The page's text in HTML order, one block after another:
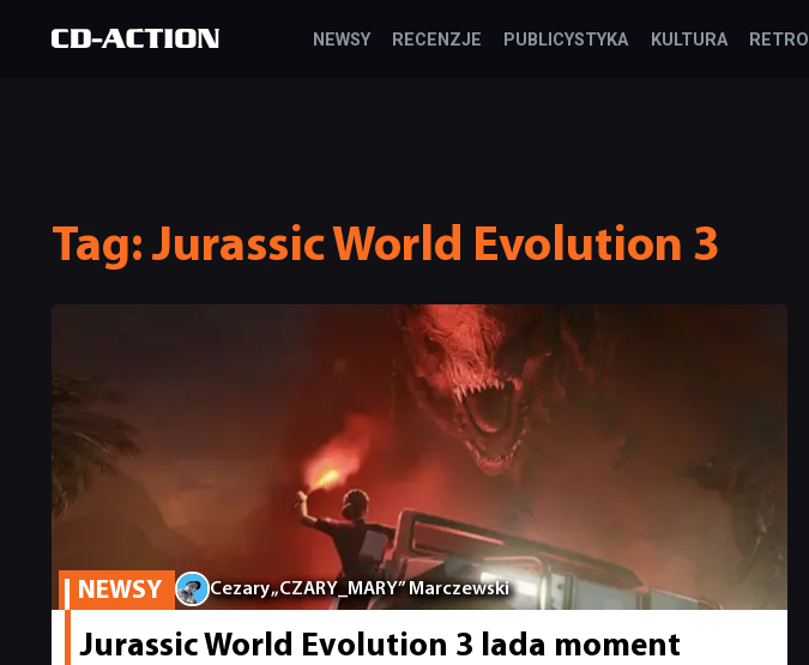
NEWSY RECENZJE PUBLICYSTYKA KULTURA RETRO
Tag:Jurassic World Evolution 3
NEWSY Cezary „CZARY_MARY” Marczewski
Jurassic World Evolution 3 lada moment